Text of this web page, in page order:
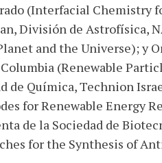
(Interfacial Chemistry
División de Astrofísica,
and the Universe); y
(Renewable
de Química, Technion
for Renewable Energy
de la Sociedad de
for the Synthesis of